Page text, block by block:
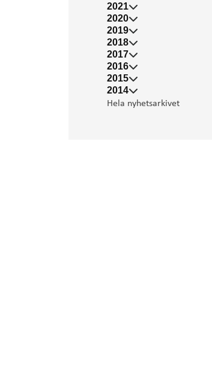
2021
2020
2019
2018
2017
2016
2015
2014
Hela nyhetsarkivet